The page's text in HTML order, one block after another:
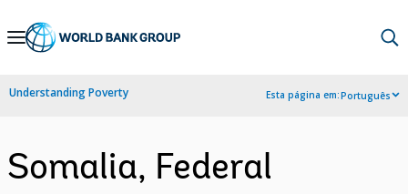
Skip
Navigation
Understanding Poverty Esta página em:Português
Somalia, Federal